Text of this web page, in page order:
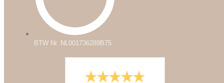
BTW Nr. NL001736289B75